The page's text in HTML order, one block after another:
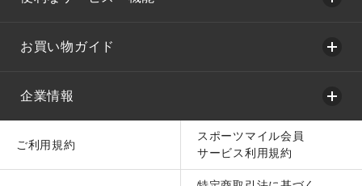
お買い物ガイド
企業情報
ご利用規約
スポーツマイル会員
サービス利用規約